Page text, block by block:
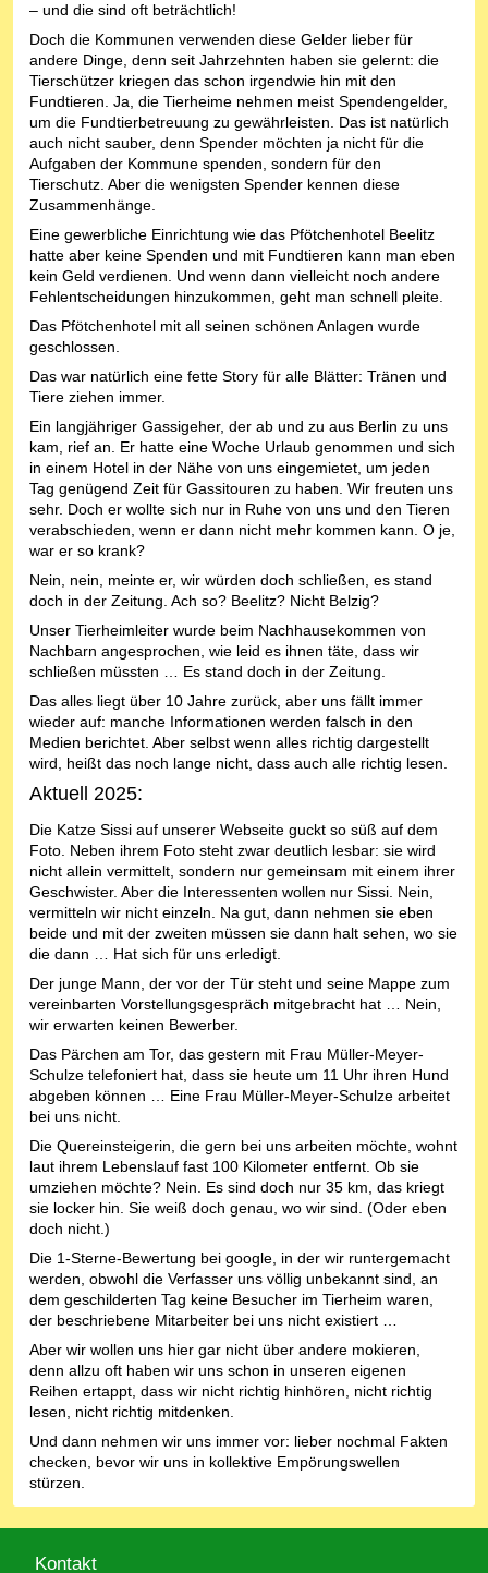
– und die sind oft beträchtlich!
Doch die Kommunen verwenden diese Gelder lieber für
andere Dinge, denn seit Jahrzehnten haben sie gelernt: die
Tierschützer kriegen das schon irgendwie hin mit den
Fundtieren. Ja, die Tierheime nehmen meist Spendengelder,
um die Fundtierbetreuung zu gewährleisten. Das ist natürlich
auch nicht sauber, denn Spender möchten ja nicht für die
Aufgaben der Kommune spenden, sondern für den
Tierschutz. Aber die wenigsten Spender kennen diese
Zusammenhänge.
Eine gewerbliche Einrichtung wie das Pfötchenhotel Beelitz
hatte aber keine Spenden und mit Fundtieren kann man eben
kein Geld verdienen. Und wenn dann vielleicht noch andere
Fehlentscheidungen hinzukommen, geht man schnell pleite.
Das Pfötchenhotel mit all seinen schönen Anlagen wurde
geschlossen.
Das war natürlich eine fette Story für alle Blätter: Tränen und
Tiere ziehen immer.
Ein langjähriger Gassigeher, der ab und zu aus Berlin zu uns
kam, rief an. Er hatte eine Woche Urlaub genommen und sich
in einem Hotel in der Nähe von uns eingemietet, um jeden
Tag genügend Zeit für Gassitouren zu haben. Wir freuten uns
sehr. Doch er wollte sich nur in Ruhe von uns und den Tieren
verabschieden, wenn er dann nicht mehr kommen kann. O je,
war er so krank?
Nein, nein, meinte er, wir würden doch schließen, es stand
doch in der Zeitung. Ach so? Beelitz? Nicht Belzig?
Unser Tierheimleiter wurde beim Nachhausekommen von
Nachbarn angesprochen, wie leid es ihnen täte, dass wir
schließen müssten … Es stand doch in der Zeitung.
Das alles liegt über 10 Jahre zurück, aber uns fällt immer
wieder auf: manche Informationen werden falsch in den
Medien berichtet. Aber selbst wenn alles richtig dargestellt
wird, heißt das noch lange nicht, dass auch alle richtig lesen.
Aktuell 2025:
Die Katze Sissi auf unserer Webseite guckt so süß auf dem
Foto. Neben ihrem Foto steht zwar deutlich lesbar: sie wird
nicht allein vermittelt, sondern nur gemeinsam mit einem ihrer
Geschwister. Aber die Interessenten wollen nur Sissi. Nein,
vermitteln wir nicht einzeln. Na gut, dann nehmen sie eben
beide und mit der zweiten müssen sie dann halt sehen, wo sie
die dann … Hat sich für uns erledigt.
Der junge Mann, der vor der Tür steht und seine Mappe zum
vereinbarten Vorstellungsgespräch mitgebracht hat … Nein,
wir erwarten keinen Bewerber.
Das Pärchen am Tor, das gestern mit Frau Müller-Meyer-
Schulze telefoniert hat, dass sie heute um 11 Uhr ihren Hund
abgeben können … Eine Frau Müller-Meyer-Schulze arbeitet
bei uns nicht.
Die Quereinsteigerin, die gern bei uns arbeiten möchte, wohnt
laut ihrem Lebenslauf fast 100 Kilometer entfernt. Ob sie
umziehen möchte? Nein. Es sind doch nur 35 km, das kriegt
sie locker hin. Sie weiß doch genau, wo wir sind. (Oder eben
doch nicht.)
Die 1-Sterne-Bewertung bei google, in der wir runtergemacht
werden, obwohl die Verfasser uns völlig unbekannt sind, an
dem geschilderten Tag keine Besucher im Tierheim waren,
der beschriebene Mitarbeiter bei uns nicht existiert …
Aber wir wollen uns hier gar nicht über andere mokieren,
denn allzu oft haben wir uns schon in unseren eigenen
Reihen ertappt, dass wir nicht richtig hinhören, nicht richtig
lesen, nicht richtig mitdenken.
Und dann nehmen wir uns immer vor: lieber nochmal Fakten
checken, bevor wir uns in kollektive Empörungswellen
stürzen.
Kontakt